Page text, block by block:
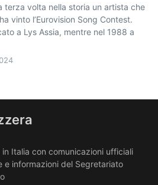
terza volta nella storia un artista che
vinto l’Eurovision Song Contest.
a Lys Assia, mentre nel 1988 a
Italia con comunicazioni ufficiali
e informazioni del Segretariato